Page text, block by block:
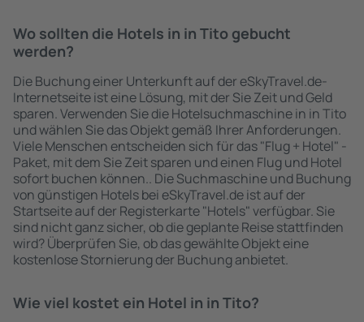
Wo sollten die Hotels in in Tito gebucht
werden?
Die Buchung einer Unterkunft auf der eSkyTravel.de-
Internetseite ist eine Lösung, mit der Sie Zeit und Geld
sparen. Verwenden Sie die Hotelsuchmaschine in in Tito
und wählen Sie das Objekt gemäß Ihrer Anforderungen.
Viele Menschen entscheiden sich für das "Flug + Hotel" -
Paket, mit dem Sie Zeit sparen und einen Flug und Hotel
sofort buchen können.. Die Suchmaschine und Buchung
von günstigen Hotels bei eSkyTravel.de ist auf der
Startseite auf der Registerkarte "Hotels" verfügbar. Sie
sind nicht ganz sicher, ob die geplante Reise stattfinden
wird? Überprüfen Sie, ob das gewählte Objekt eine
kostenlose Stornierung der Buchung anbietet.
Wie viel kostet ein Hotel in in Tito?